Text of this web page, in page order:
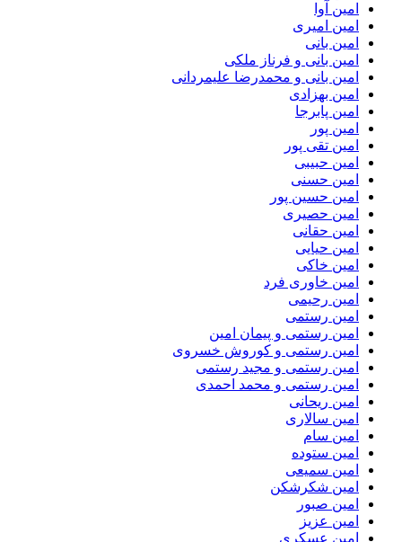
امین آوا
امین امیری
امین بانی
امین بانی و فرناز ملکی
امین بانی و محمدرضا علیمردانی
امین بهزادی
امین پابرجا
امین پور
امین تقی پور
امین حبیبی
امین حسنی
امین حسین پور
امین حصیری
امین حقانی
امین حیایی
امین خاکی
امین خاوری فرد
امین رحیمی
امین رستمی
امین رستمی و پیمان امین
امین رستمی و کوروش خسروی
امین رستمی و مجید رستمی
امین رستمی و محمد احمدی
امین ریحانی
امین سالاری
امین سام
امین ستوده
امین سمیعی
امین شکرشکن
امین صبور
امین عزیز
امین عسکری